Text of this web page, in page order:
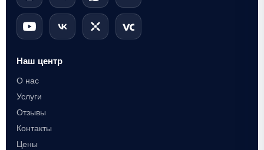
Наш центр
О нас
Услуги
Отзывы
Контакты
Цены